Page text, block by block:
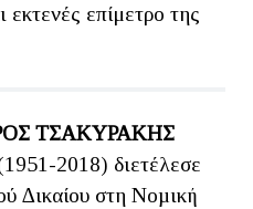
επίμετρο της
ΤΣΑΚΥΡΑΚΗΣ
2018) διετέλεσε
∆ικαίου στη Νοµική